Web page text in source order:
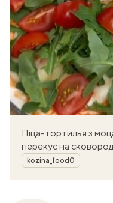
Піца-тортилья з
перекус на
Автор
kozina_food0